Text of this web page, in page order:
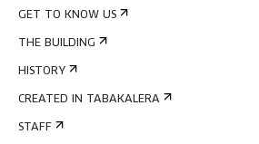
GET TO KNOW US
THE BUILDING
HISTORY
CREATED IN TABAKALERA
STAFF